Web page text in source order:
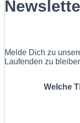
Melde Dich zu
Laufenden zu
Welche